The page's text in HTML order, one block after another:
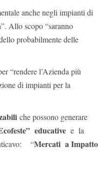
anche negli impianti di
Allo scopo “saranno
probabilmente delle
“rendere l’Azienda più
di impianti per la
che possono generare
educative e la
“Mercati a Impatto